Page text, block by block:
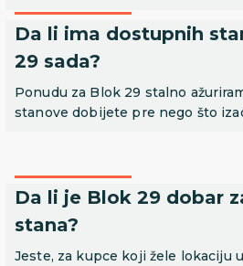
Da li ima dostupnih
29 sada?
Ponudu za Blok 29 stalno
stanove dobijete pre nego što
Da li je Blok 29 dobar
stana?
Jeste, za kupce koji žele lokaciju